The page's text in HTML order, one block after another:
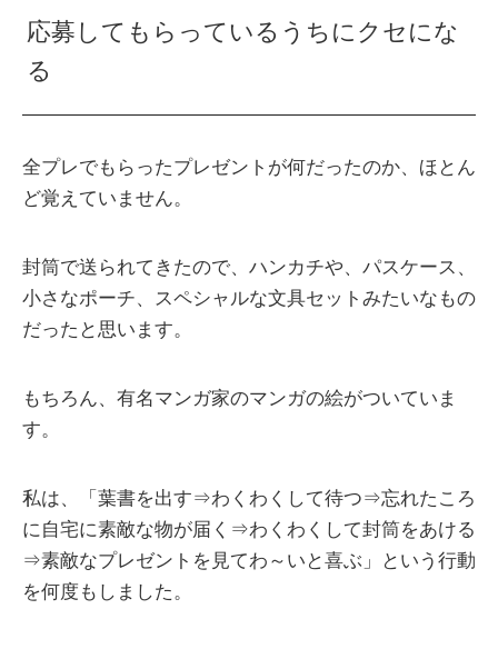
応募してもらっているうちにクセにな
る
全プレでもらったプレゼントが何だったのか、ほとん
ど覚えていません。
封筒で送られてきたので、ハンカチや、パスケース、
小さなポーチ、スペシャルな文具セットみたいなもの
だったと思います。
もちろん、有名マンガ家のマンガの絵がついていま
す。
私は、「葉書を出す⇒わくわくして待つ⇒忘れたころ
に自宅に素敵な物が届く⇒わくわくして封筒をあける
⇒素敵なプレゼントを見てわ～いと喜ぶ」という行動
を何度もしました。